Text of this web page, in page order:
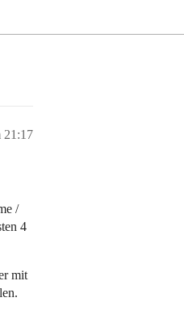
21:17
/
4
mit